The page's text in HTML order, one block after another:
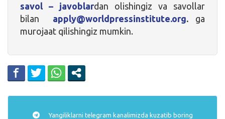
savol – javoblardan olishingiz va savollar
bilan apply@worldpressinstitute.org. ga
murojaat qilishingiz mumkin.
Yangiliklarni telegram kanalimizda kuzatib boring